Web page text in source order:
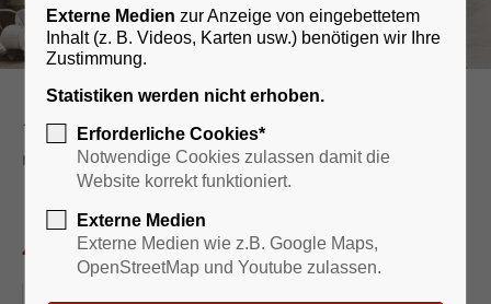
Kultur & Geschichte
Veranstaltungskalender
reader
41. Gartenfest - MV Dornau
Externe Medien zur Anzeige von eingebettetem
Inhalt (z. B. Videos, Karten usw.) benötigen wir Ihre
Zustimmung.
Statistiken werden nicht erhoben.
Erforderliche Cookies*
Notwendige Cookies zulassen damit die
Website korrekt funktioniert.
Externe Medien
Externe Medien wie z.B. Google Maps,
OpenStreetMap und Youtube zulassen.